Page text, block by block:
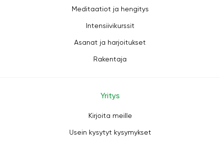
Meditaatiot ja hengitys
Intensiivikurssit
Asanat ja harjoitukset
Rakentaja
Yritys
Kirjoita meille
Usein kysytyt kysymykset